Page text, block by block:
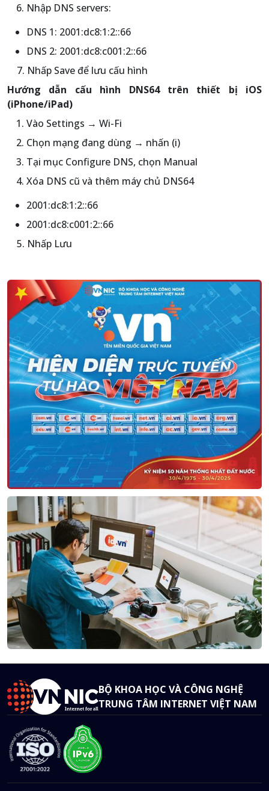
Nhập DNS servers:
DNS 1: 2001:dc8:1:2::66
DNS 2: 2001:dc8:c001:2::66
7. Nhấp Save để lưu cấu hình
Hướng dẫn cấu hình DNS64 trên thiết bị iOS
(iPhone/iPad)
Vào Settings → Wi-Fi
Chọn mạng đang dùng → nhấn (i)
Tại mục Configure DNS, chọn Manual
Xóa DNS cũ và thêm máy chủ DNS64
2001:dc8:1:2::66
2001:dc8:c001:2::66
5. Nhấp Lưu
BỘ KHOA HỌC VÀ CÔNG NGHỆ
TRUNG TÂM INTERNET VIỆT NAM